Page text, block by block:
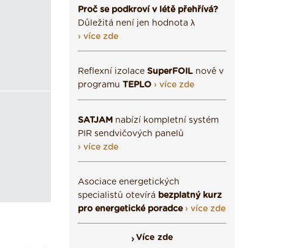
Proč se podkroví v létě přehřívá?
Důležitá není jen hodnota λ
› více zde
Reflexní izolace SuperFOIL nově v
programu TEPLO › více zde
SATJAM nabízí kompletní systém
PIR sendvičových panelů
› více zde
Asociace energetických
specialistů otevírá bezplatný kurz
pro energetické poradce › více zde
Více zde